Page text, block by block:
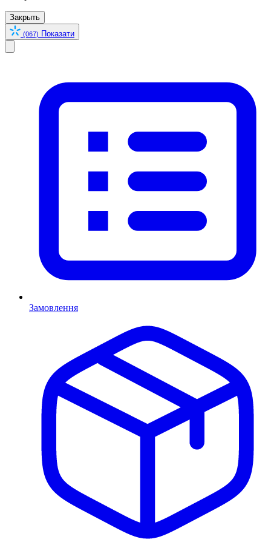
Закрыть
(067) Показати
Замовлення